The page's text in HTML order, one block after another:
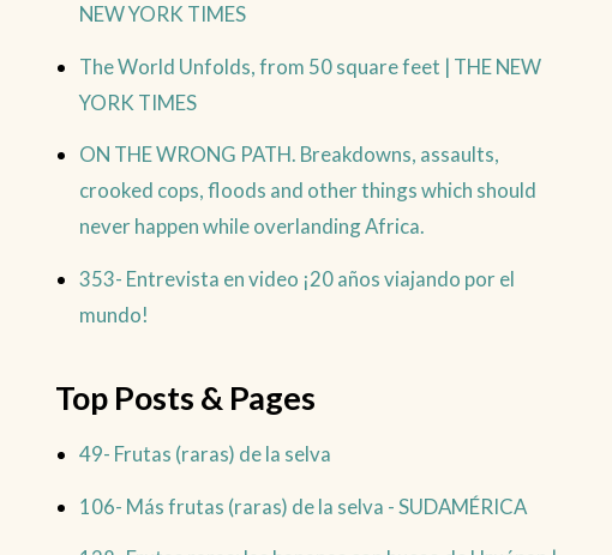
NEW YORK TIMES
The World Unfolds, from 50 square feet | THE NEW
YORK TIMES
ON THE WRONG PATH. Breakdowns, assaults,
crooked cops, floods and other things which should
never happen while overlanding Africa.
353- Entrevista en video ¡20 años viajando por el
mundo!
Top Posts & Pages
49- Frutas (raras) de la selva
106- Más frutas (raras) de la selva - SUDAMÉRICA